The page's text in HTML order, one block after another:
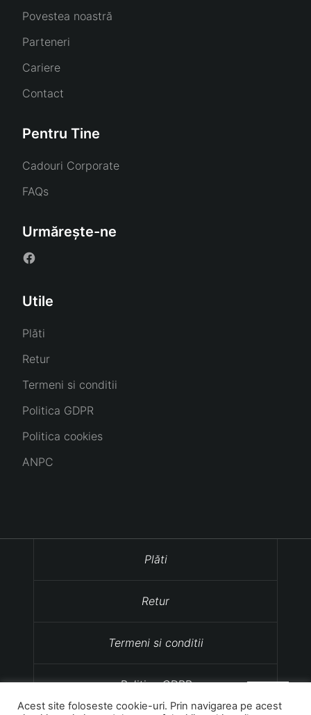
Povestea noastră
Parteneri
Cariere
Contact
Pentru Tine
Cadouri Corporate
FAQs
Urmărește-ne
Utile
Plăti
Retur
Termeni si conditii
Politica GDPR
Politica cookies
ANPC
Plăti
Retur
Termeni si conditii
Politica GDPR
Acest site foloseste cookie-uri. Prin navigarea pe acest